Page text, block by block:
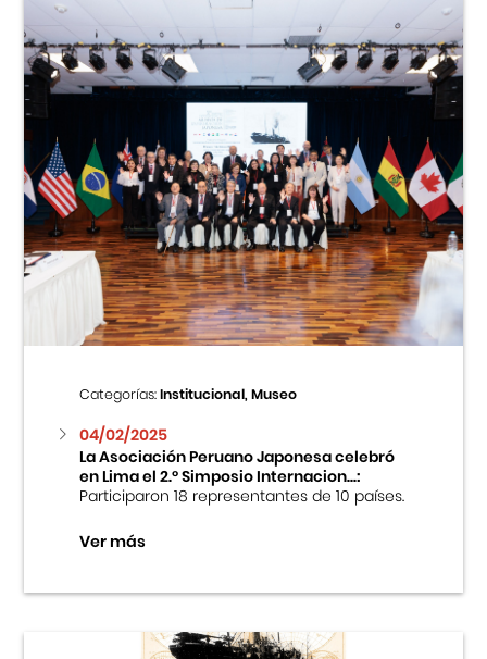
Categorías:Institucional, Museo
04/02/2025
La Asociación Peruano Japonesa celebró
en Lima el 2.º Simposio Internacion...:
Participaron 18 representantes de 10 países.
Ver más